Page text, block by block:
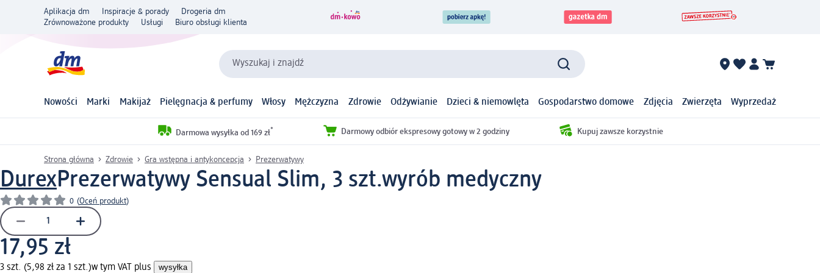
Aplikacja dm Inspiracje & porady
Drogeria dm
Zrównoważone produkty
Usługi Biuro obsługi klienta
Wyszukaj i znajdź
Nowości Marki Makijaż Pielęgnacja & perfumy Włosy Mężczyzna Zdrowie Odżywianie Dzieci & niemowlęta Gospodarstwo domowe Zdjęcia Zwierzęta Wyprzedaż
Darmowa wysyłka od 169 zł* Darmowy odbiór ekspresowy gotowy w 2 godziny Kupuj zawsze korzystnie
Strona główna Zdrowie Gra wstępna i antykoncepcja Prezerwatywy
DurexPrezerwatywy Sensual Slim, 3 szt.wyrób medyczny
0 (Oceń produkt)
17,95 zł
3 szt. (5,98 zł za 1 szt.)w tym VAT plus wysyłka